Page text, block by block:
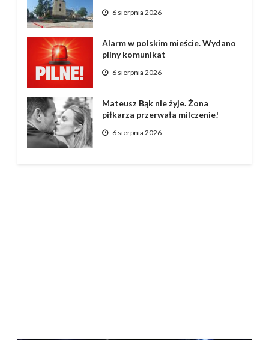
6 sierpnia 2026
Alarm w polskim mieście. Wydano
pilny komunikat
6 sierpnia 2026
Mateusz Bąk nie żyje. Żona
piłkarza przerwała milczenie!
6 sierpnia 2026